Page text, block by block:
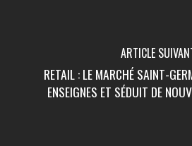
ARTICLE
RETAIL : LE MARCHÉ SAINT-
ENSEIGNES ET SÉDUIT DE